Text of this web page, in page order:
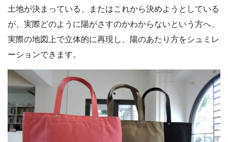
土地が決まっている、またはこれから決めようとしている
が、実際どのように陽がさすのかわからないという方へ、
実際の地図上で立体的に再現し、陽のあたり方をシュミレ
ーションできます。